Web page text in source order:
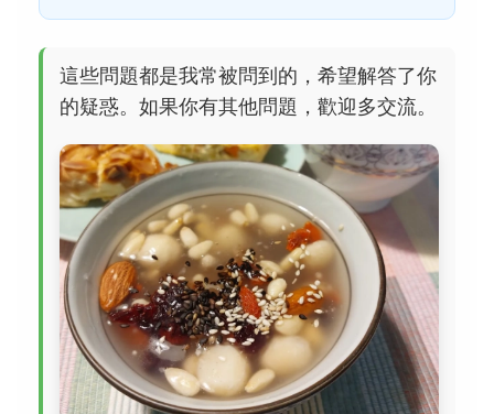
這些問題都是我常被問到的，希望解答了你
的疑惑。如果你有其他問題，歡迎多交流。